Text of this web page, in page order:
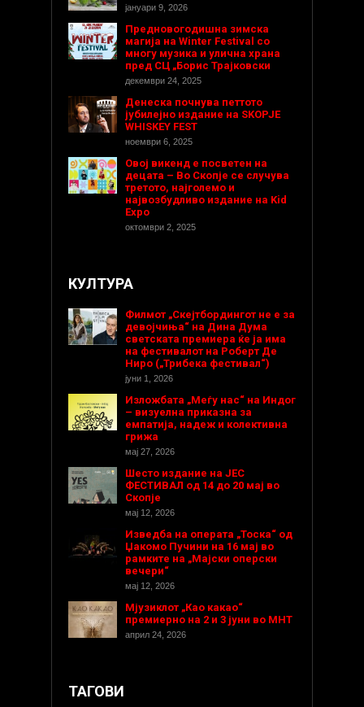
јануари 9, 2026
Предновогодишнa зимска
магија на Winter Festival со
многу музика и улична храна
пред СЦ „Борис Трајковски
декември 24, 2025
Денеска почнува петтото
јубилејно издание на SKOPJE
WHISKEY FEST
ноември 6, 2025
Овој викенд е посветен на
децата – Во Скопје се случува
третото, најголемо и
највозбудливо издание на Kid
Expo
октомври 2, 2025
КУЛТУРА
Филмот „Скејтбордингот не е за
девојчиња“ на Дина Дума
светската премиера ќе ја има
на фестивалот на Роберт Де
Ниро („Трибека фестивал“)
јуни 1, 2026
Изложбата „Меѓу нас“ на Индог
– визуелна приказна за
емпатија, надеж и колективна
грижа
мај 27, 2026
Шесто издание на ЈЕС
ФЕСТИВАЛ од 14 до 20 мај во
Скопје
мај 12, 2026
Изведба на операта „Тоска“ од
Џакомо Пучини на 16 мај во
рамките на „Мајски оперски
вечери“
мај 12, 2026
Мјузиклот „Као какао“
премиерно на 2 и 3 јуни во МНТ
април 24, 2026
ТАГОВИ